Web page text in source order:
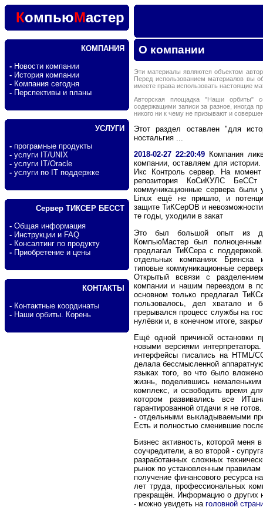
КомпьюМастер
КОМПАНИЯ
- Новости компании
- История компании
- Компания сегодня
- Перспективы и планы
УСЛУГИ
- програмные продукты
- услуги IT/UNIX
- услуги IT/Oracle
- услуги по IT поддержке
Сервер ТИКСЕР БЕССТ
- Общая информация
- Инструкции и FAQ
- Консалтинг по продукту
- Приобретение и цены
КОНТАКТЫ
- Контактные координаты
- Наши орбиты. Корень
О компании
Эти материалы являются объектом
Перед использованием материалов вы
имеете права использовать настоящие
Авторская площадка "Наши орбиты"
содержащими записи за разное, иногда
никого ни к чему не призывают и
Этот раздел оставлен "для
ностальгия ...
2018-02-27 22:20:49Компания
компании, оставляем для
Икс Контроль сервер. На
репозитория КоСиКУЛС
коммуникационные сервера были
Linux ещё не пришло, и
защите ТиКСерОВ и
те годы, уходили в закат
Это был большой опыт из
КомпьюМастер был
предлагал ТиКСера с
отдельных компаниях Брянска
типовые коммуникационные
Открытый всвязи с
компании и нашим переездом в
основном только предлагал
пользовалось, дел хватало и
прерывался процесс службы на
нулёвки и, в конечном итоге,
Ещё одной причиной остановки
новыми версиями
интерфейсы писались на HTML/
делала бессмысленной
языках того, во что было
жизнь, поделившись
комплекс, и освободить время
котором развивались все
гарантированной отдачи я не
- отдельными выкладываемыми
Есть и полностью сменившие
Бизнес активность, которой меня
соучредители, а во второй -
разработанных сложных
рынок по установленным
получение финансового ресурса
лет труда, профессиональных
прекращён. Информацию о других
- можно увидеть на головной